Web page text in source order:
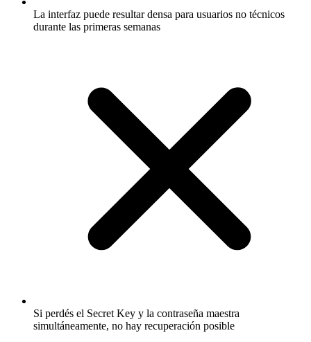
La interfaz puede resultar densa para usuarios no técnicos
durante las primeras semanas
Si perdés el Secret Key y la contraseña maestra
simultáneamente, no hay recuperación posible